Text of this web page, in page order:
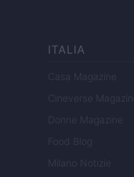
ITALIA
Casa Magazine
Cineverse Magazine
Donne Magazine
Food Blog
Milano Notizie